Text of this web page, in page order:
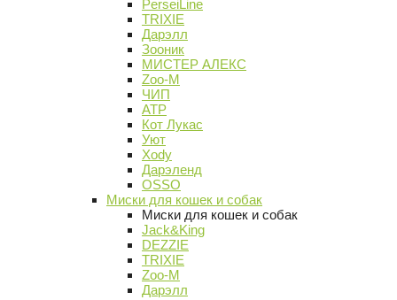
PerseiLine
TRIXIE
Дарэлл
Зооник
МИСТЕР АЛЕКС
Zoo-M
ЧИП
АТР
Кот Лукас
Уют
Xody
Дарэленд
OSSO
Миски для кошек и собак
Миски для кошек и собак
Jack&King
DEZZIE
TRIXIE
Zoo-M
Дарэлл